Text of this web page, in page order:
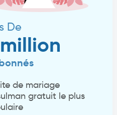
De
de mariage
gratuit le plus